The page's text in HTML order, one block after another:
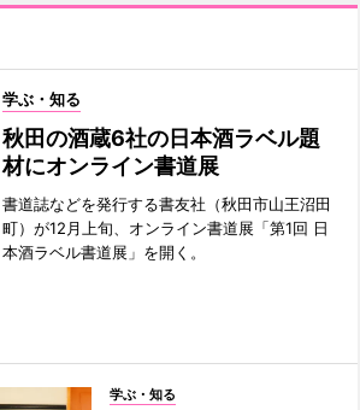
学ぶ・知る
秋田の酒蔵6社の日本酒ラベル題
材にオンライン書道展
書道誌などを発行する書友社（秋田市山王沼田
町）が12月上旬、オンライン書道展「第1回 日
本酒ラベル書道展」を開く。
学ぶ・知る